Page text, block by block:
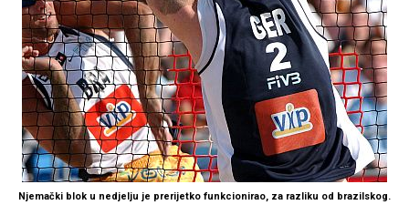
Njemački blok u nedjelju je prerijetko funkcionirao, za razliku od brazilskog.